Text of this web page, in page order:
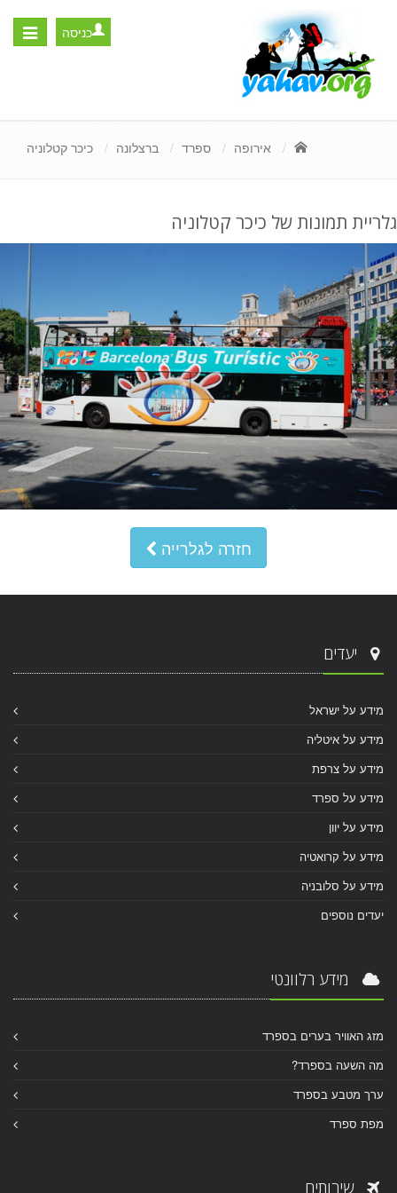
Toggle
כניסה
אירופה ספרד ברצלונה כיכר קטלוניה
גלריית תמונות של כיכר קטלוניה
חזרה לגלרייה
יעדים
מידע על ישראל
מידע על איטליה
מידע על צרפת
מידע על ספרד
מידע על יוון
מידע על קרואטיה
מידע על סלובניה
יעדים נוספים
מידע רלוונטי
מזג האוויר בערים בספרד
מה השעה בספרד?
ערך מטבע בספרד
מפת ספרד
שירותים